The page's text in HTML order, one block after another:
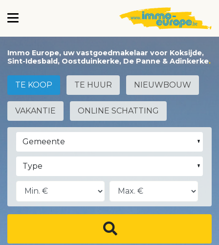
Immo Europe, uw vastgoedmakelaar voor Koksijde,
Sint-Idesbald, Oostduinkerke, De Panne & Adinkerke
TE KOOP TE HUUR NIEUWBOUW
VAKANTIE ONLINE SCHATTING
Gemeente
Type